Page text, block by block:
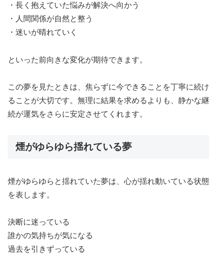
・長く抱えていた悩みが解決へ向かう
・人間関係が自然と整う
・迷いが晴れていく
といった前向きな変化が期待できます。
この夢を見たときは、焦らずに今できることを丁寧に続け
ることが大切です。無理に結果を求めるよりも、静かな継
続が運気をさらに安定させてくれます。
煙がゆらゆら揺れている夢
煙がゆらゆらと揺れていた夢は、心が揺れ動いている状態
を表します。
決断に迷っている
誰かの気持ちが気になる
過去を引きずっている